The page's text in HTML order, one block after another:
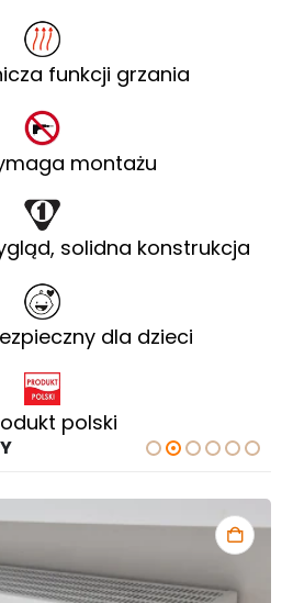
funkcji grzania
montażu
solidna konstrukcja
dla dzieci
polski